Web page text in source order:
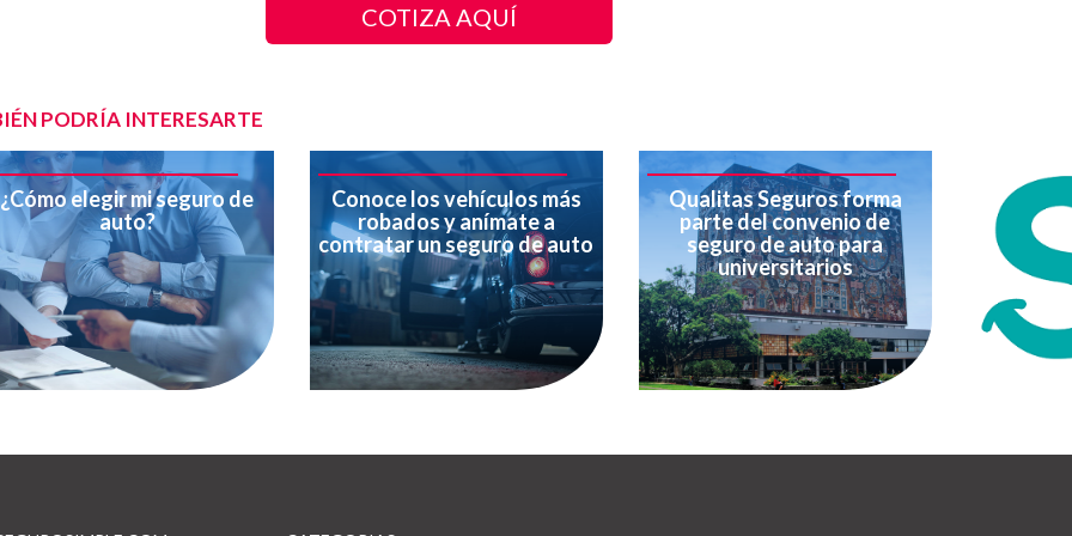
COTIZA AQUÍ
PODRÍA INTERESARTE
¿Cómo elegir mi seguro de
auto?
Conoce los vehículos más
robados y anímate a
contratar un seguro de auto
Qualitas Seguros forma
parte del convenio de
seguro de auto para
universitarios